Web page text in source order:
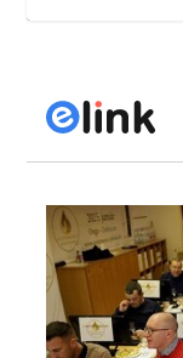
A HEGYKŐI 1
TÖBB, MINT
A JÓ
DÍJNYERTES
A